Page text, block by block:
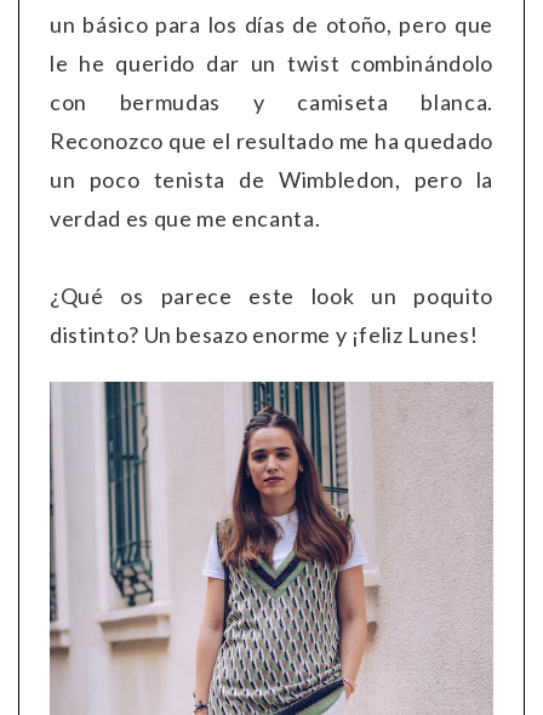
un básico para los días de otoño, pero que
le he querido dar un twist combinándolo
con bermudas y camiseta blanca.
Reconozco que el resultado me ha quedado
un poco tenista de Wimbledon, pero la
verdad es que me encanta.
¿Qué os parece este look un poquito
distinto? Un besazo enorme y ¡feliz Lunes!